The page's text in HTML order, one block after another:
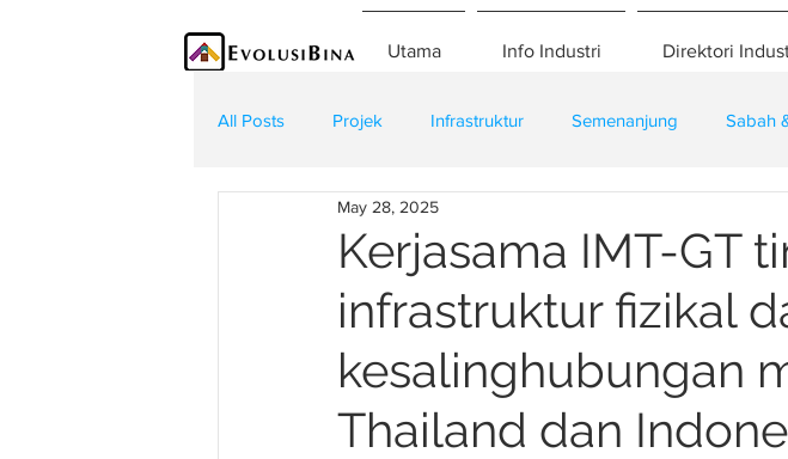
Utama Info Industri Direktori
All Posts Projek Infrastruktur Semenanjung Sabah
Teknologi Kontraktor
Kerjasama IMT-GT
infrastruktur fizikal
kesalinghubungan
Thailand dan
May 28, 2025